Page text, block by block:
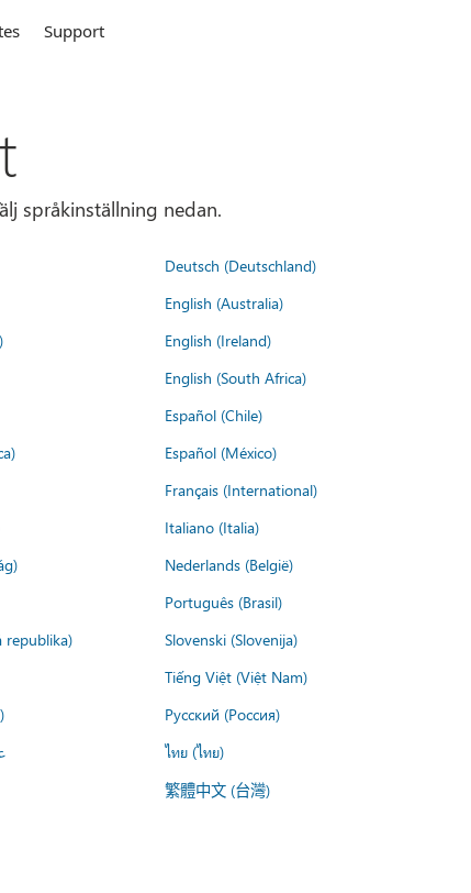
Support
språkinställning nedan.
Deutsch (Deutschland)
English (Australia)
English (Ireland)
English (South Africa)
Español (Chile)
Español (México)
Français (International)
Italiano (Italia)
Nederlands (België)
Português (Brasil)
republika) Slovenski (Slovenija)
Tiếng Việt (Việt Nam)
Русский (Россия)
ไทย (ไทย)
繁體中文 (台灣)